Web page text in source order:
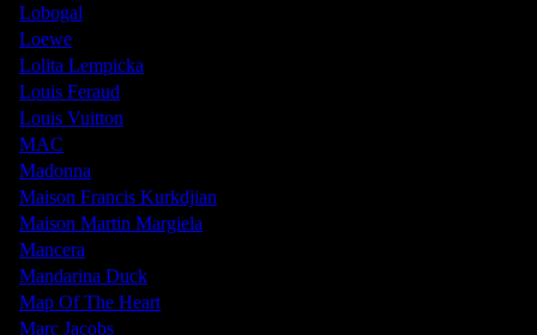
Lobogal
Loewe
Lolita Lempicka
Louis Feraud
Louis Vuitton
MAC
Madonna
Maison Francis Kurkdjian
Maison Martin Margiela
Mancera
Mandarina Duck
Map Of The Heart
Marc Jacobs